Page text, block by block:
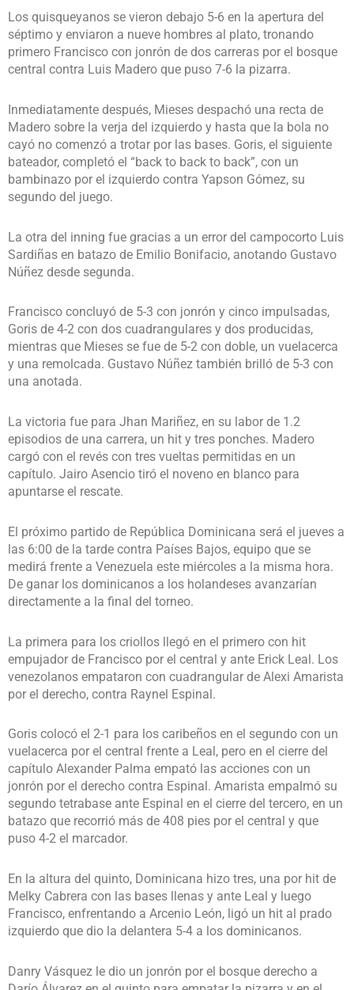
Los quisqueyanos se vieron debajo 5-6 en la apertura del
séptimo y enviaron a nueve hombres al plato, tronando
primero Francisco con jonrón de dos carreras por el bosque
central contra Luis Madero que puso 7-6 la pizarra.
Inmediatamente después, Mieses despachó una recta de
Madero sobre la verja del izquierdo y hasta que la bola no
cayó no comenzó a trotar por las bases. Goris, el siguiente
bateador, completó el “back to back to back”, con un
bambinazo por el izquierdo contra Yapson Gómez, su
segundo del juego.
La otra del inning fue gracias a un error del campocorto Luis
Sardiñas en batazo de Emilio Bonifacio, anotando Gustavo
Núñez desde segunda.
Francisco concluyó de 5-3 con jonrón y cinco impulsadas,
Goris de 4-2 con dos cuadrangulares y dos producidas,
mientras que Mieses se fue de 5-2 con doble, un vuelacerca
y una remolcada. Gustavo Núñez también brilló de 5-3 con
una anotada.
La victoria fue para Jhan Mariñez, en su labor de 1.2
episodios de una carrera, un hit y tres ponches. Madero
cargó con el revés con tres vueltas permitidas en un
capítulo. Jairo Asencio tiró el noveno en blanco para
apuntarse el rescate.
El próximo partido de República Dominicana será el jueves a
las 6:00 de la tarde contra Países Bajos, equipo que se
medirá frente a Venezuela este miércoles a la misma hora.
De ganar los dominicanos a los holandeses avanzarían
directamente a la final del torneo.
La primera para los criollos llegó en el primero con hit
empujador de Francisco por el central y ante Erick Leal. Los
venezolanos empataron con cuadrangular de Alexi Amarista
por el derecho, contra Raynel Espinal.
Goris colocó el 2-1 para los caribeños en el segundo con un
vuelacerca por el central frente a Leal, pero en el cierre del
capítulo Alexander Palma empató las acciones con un
jonrón por el derecho contra Espinal. Amarista empalmó su
segundo tetrabase ante Espinal en el cierre del tercero, en un
batazo que recorrió más de 408 pies por el central y que
puso 4-2 el marcador.
En la altura del quinto, Dominicana hizo tres, una por hit de
Melky Cabrera con las bases llenas y ante Leal y luego
Francisco, enfrentando a Arcenio León, ligó un hit al prado
izquierdo que dio la delantera 5-4 a los dominicanos.
Danry Vásquez le dio un jonrón por el bosque derecho a